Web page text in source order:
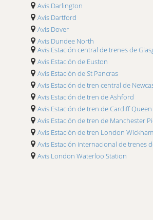
Avis Darlington
Avis Dartford
Avis Dover
Avis Dundee North
Avis Edinburgh
Avis Essex Leigh en el mar
Avis Farnborough
Avis Harlow Church Langley
Avis Haverhill
Avis Lancaster
Avis Lerwick
Avis Liverpool
Avis London Battersea
Avis London Croydon
Avis Estación central de trenes de
Avis Estación de Euston
Avis Estación de St Pancras
Avis Estación de tren central de
Avis Estación de tren de Ashford
Avis Estación de tren de Cardiff
Avis Estación de tren de Manchester
Avis Estación de tren London Wickham
Avis Estación internacional de trenes
Avis London Waterloo Station